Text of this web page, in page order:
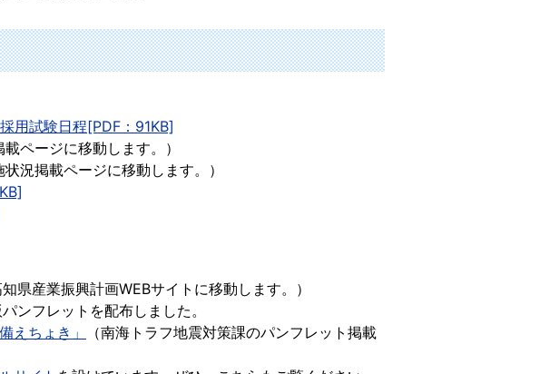
用試験日程[PDF：91KB]
載ページに移動します。）
状況掲載ページに移動します。）
知県産業振興計画WEBサイトに移動します。）
ンフレットを配布しました。
えちょき」
（南海トラフ地震対策課のパンフレット掲載